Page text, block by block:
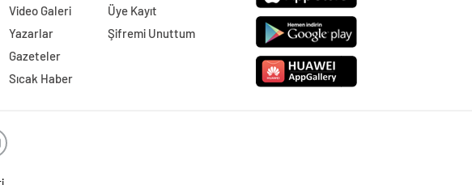
Video Galeri
Yazarlar
Gazeteler
Sıcak Haber
Üye Kayıt
Şifremi Unuttum